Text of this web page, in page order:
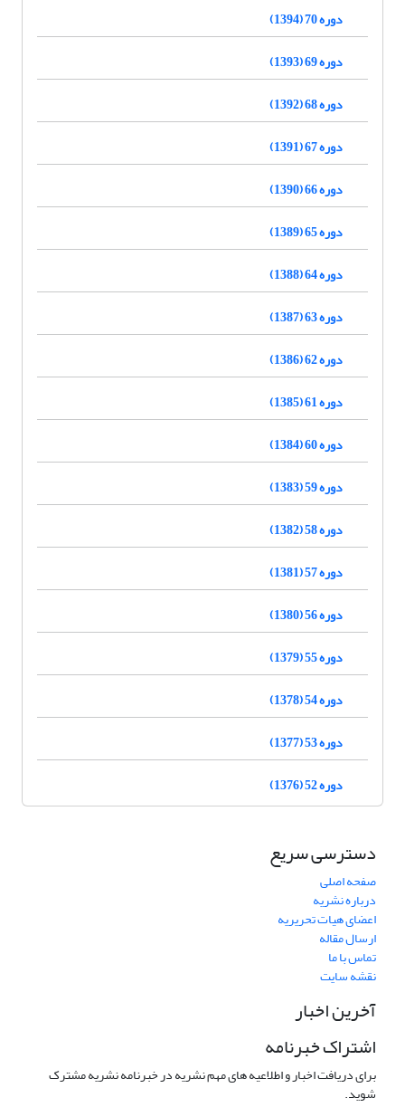
دوره 70 (1394)
دوره 69 (1393)
دوره 68 (1392)
دوره 67 (1391)
دوره 66 (1390)
دوره 65 (1389)
دوره 64 (1388)
دوره 63 (1387)
دوره 62 (1386)
دوره 61 (1385)
دوره 60 (1384)
دوره 59 (1383)
دوره 58 (1382)
دوره 57 (1381)
دوره 56 (1380)
دوره 55 (1379)
دوره 54 (1378)
دوره 53 (1377)
دوره 52 (1376)
دسترسی سریع
صفحه اصلی
درباره نشریه
اعضای هیات تحریریه
ارسال مقاله
تماس با ما
نقشه سایت
آخرین اخبار
اشتراک خبرنامه
برای دریافت اخبار و اطلاعیه های مهم نشریه در خبرنامه نشریه مشترک
شوید.